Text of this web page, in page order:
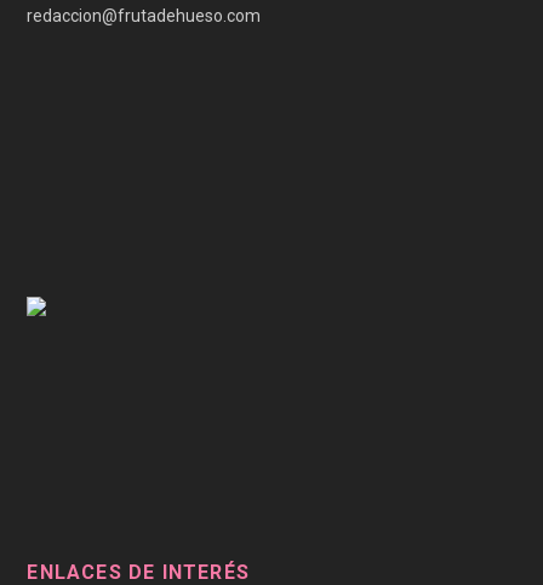
redaccion@frutadehueso.com
ENLACES DE INTERÉS